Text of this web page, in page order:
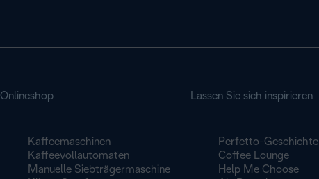
Onlineshop
Kaffeemaschinen
Kaffeevollautomaten
Manuelle Siebträgermaschine
Lassen Sie sich inspirieren
Perfetto-Geschichte
Coffee Lounge
Help Me Choose